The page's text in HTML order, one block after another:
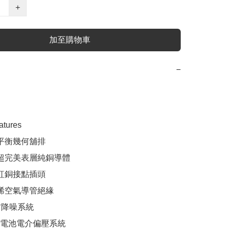
+
加至購物車
−
衡幾何舖排
完美表層純銅導體
銅接點插頭
空氣導管絕緣
噪系統